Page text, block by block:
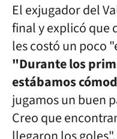
El exjugador del
final y explicó que
les costó un poco
"Durante los
estábamos
jugamos un buen
Creo que